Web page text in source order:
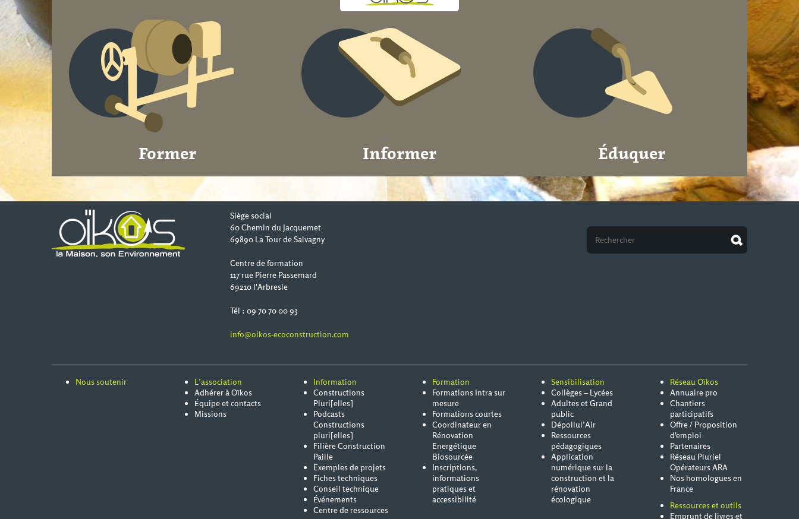
Former Informer Éduquer
Siège social
60 Chemin du Jacquemet
69890 La Tour de Salvagny
Centre de formation
117 rue Pierre Passemard
69210 l'Arbresle
Tél : 09 70 70 00 93
info@oikos-ecoconstruction.com
Nous soutenir
L’association
Adhérer à Oïkos
Équipe et contacts
Missions
Information
Constructions
Pluri[elles]
Podcasts
Constructions
pluri[elles]
Filière Construction
Paille
Exemples de projets
Fiches techniques
Conseil technique
Événements
Centre de ressources
Formation
Formations Intra sur
mesure
Formations courtes
Coordinateur en
Rénovation
Energétique
Biosourcée
Inscriptions,
informations
pratiques et
accessibilité
Sensibilisation
Collèges – Lycées
Adultes et Grand
public
Dépollul’Air
Ressources
pédagogiques
Application
numérique sur la
construction et la
rénovation
écologique
Réseau Oïkos
Annuaire pro
Chantiers
participatifs
Offre / Proposition
d'emploi
Partenaires
Réseau Pluriel
Opérateurs ARA
Nos homologues en
France
Ressources et outils
Emprunt de livres et